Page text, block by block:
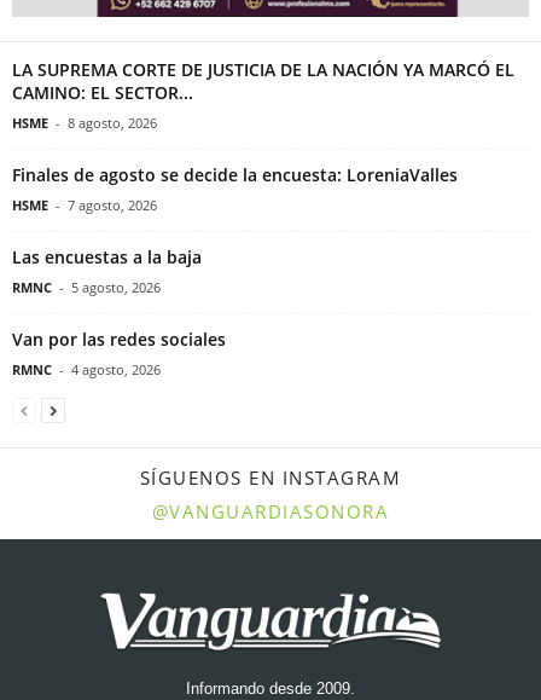
LA SUPREMA CORTE DE JUSTICIA DE LA NACIÓN YA MARCÓ EL
CAMINO: EL SECTOR...
HSME - 8 agosto, 2026
Finales de agosto se decide la encuesta: LoreniaValles
HSME - 7 agosto, 2026
Las encuestas a la baja
RMNC - 5 agosto, 2026
Van por las redes sociales
RMNC - 4 agosto, 2026
SÍGUENOS EN INSTAGRAM
@VANGUARDIASONORA
Informando desde 2009.